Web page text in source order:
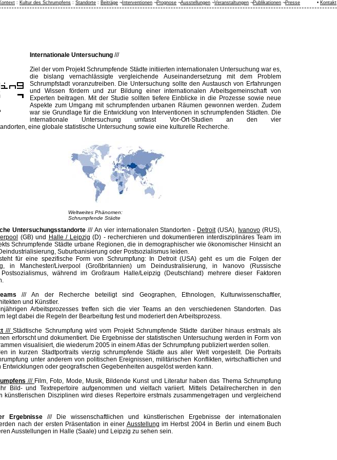
Internationale Untersuchung ///
Ziel der vom Projekt Schrumpfende Städte initiierten internationalen Untersuchung war es,
die bislang vernachlässigte vergleichende Auseinandersetzung mit dem Problem
Schrumpfstadt voranzutreiben. Die Untersuchung sollte den Austausch von Erfahrungen
und Wissen fördern und zur Bildung einer internationalen Arbeitsgemeinschaft von
Experten beitragen. Mit der Studie sollten tiefere Einblicke in die Prozesse sowie neue
Aspekte zum Umgang mit schrumpfenden urbanen Räumen gewonnen werden. Zudem
war sie Grundlage für die Entwicklung von Interventionen in schrumpfenden Städten. Die
internationale Untersuchung umfasst Vor-Ort-Studien an den vier
eine globale statistische Untersuchung sowie eine kulturelle Recherche.
Weltweites Phänomen:
Schrumpfende Städte
Untersuchungsstandorte/// An vier internationalen Standorten - Detroit(USA), Ivanovo (RUS),
(GB) und Halle / Leipzig (D) - recherchieren und dokumentieren interdisziplinäres Team im
Schrumpfende Städte urbane Regionen, die in demographischer wie ökonomischer Hinsicht an
Suburbanisierung oder Postsozialismus leiden.
für eine spezifische Form von Schrumpfung: In Detroit (USA) geht es um die Folgen der
in Manchester/Liverpool (Großbritannien) um Deindustralisierung, in Ivanovo (Russische
während im Großraum Halle/Leipzig (Deutschland) mehrere dieser Faktoren
///An der Recherche beteiligt sind Geographen, Ethnologen, Kulturwissenschaftler,
und Künstler.
Arbeitsprozesses treffen sich die vier Teams an den verschiedenen Standorten. Das
legt dabei die Regeln der Bearbeitung fest und moderiert den Arbeitsprozess.
///Städtische Schrumpfung wird vom Projekt Schrumpfende Städte darüber hinaus erstmals als
erforscht und dokumentiert. Die Ergebnisse der statistischen Untersuchung werden in Form von
visualisiert, die wiederum 2005 in einem Atlas der Schrumpfung publiziert werden sollen.
in kurzen Stadtportraits vierzig schrumpfende Städte aus aller Welt vorgestellt. Die Portraits
unter anderem von politischen Ereignissen, militärischen Konflikten, wirtschaftlichen und
oder geografischen Gegebenheiten ausgelöst werden kann.
/// Film, Foto, Mode, Musik, Bildende Kunst und Literatur haben das Thema Schrumpfung
Bild- und Textrepertoire aufgenommen und vielfach variiert. Mittels Detailrecherchen in den
künstlerischen Disziplinen wird dieses Repertoire erstmals zusammengetragen und vergleichend
Ergebnisse ///
Die wissenschaftlichen und künstlerischen Ergebnisse der internationalen
nach der ersten Präsentation in einer Ausstellung im Herbst 2004 in Berlin und einem Buch
Ausstellungen in Halle (Saale) und Leipzig zu sehen sein.
: Kultur des Schrumpfens : Standorte : Beiträge ¬ Interventionen ¬Prognose ¬Ausstellungen ¬Veranstaltungen ¬Publikationen ¬Presse • Kontakt